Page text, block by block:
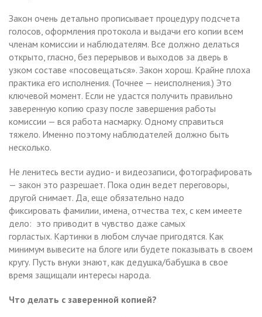
Закон очень детально прописывает процедуру подсчета
голосов, оформления протокола и выдачи его копии всем
членам комиссии и наблюдателям. Все должно делаться
открыто, гласно, без перерывов и выходов за дверь в
узком составе «посовещаться». Закон хорош. Крайне плоха
практика его исполнения. (Точнее — неисполнения.) Это
ключевой момент. Если не удастся получить правильно
заверенную копию сразу после завершения работы
комиссии — вся работа насмарку. Одному справиться
тяжело. Именно поэтому наблюдателей должно быть
несколько.
Не ленитесь вести аудио- и видеозаписи, фотографировать
— закон это разрешает. Пока один ведет переговоры,
другой снимает. Да, еще обязательно надо
фиксировать фамилии, имена, отчества тех, с кем имеете
дело: это приводит в чувство даже самых
горластых. Картинки в любом случае пригодятся. Как
минимум вывесите на блоге или будете показывать в своем
кругу. Пусть внуки знают, как дедушка/бабушка в свое
время защищали интересы народа.
Что делать с заверенной копией?